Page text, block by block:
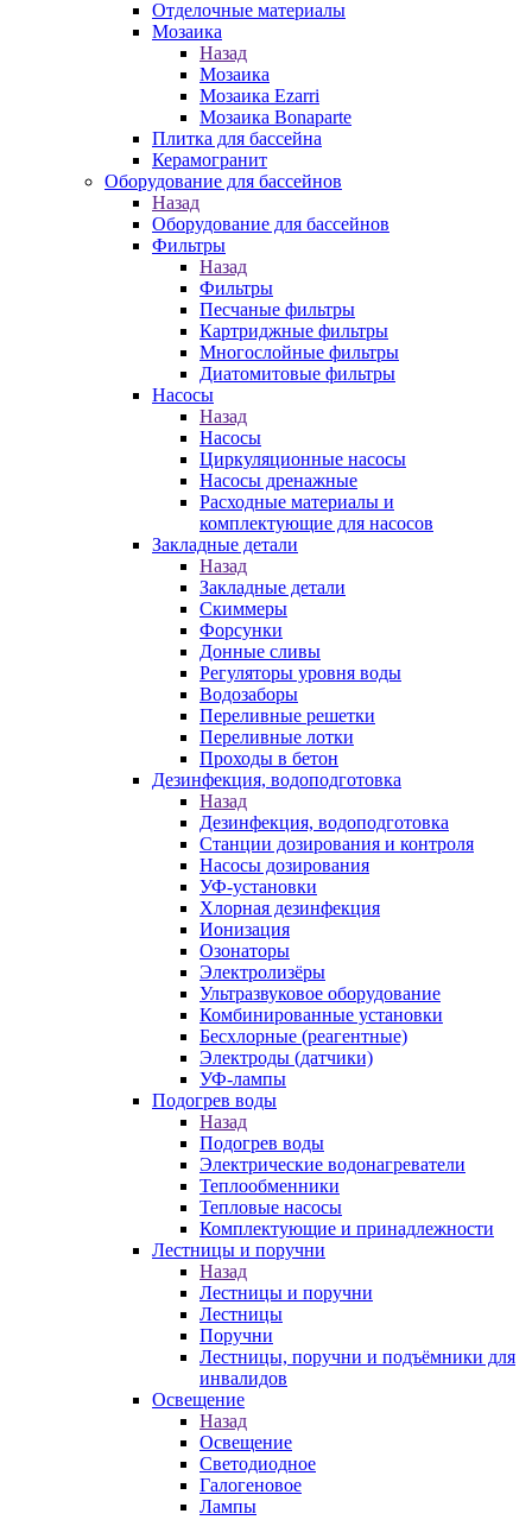
Отделочные материалы
Мозаика
Назад
Мозаика
Мозаика Ezarri
Мозаика Bonaparte
Плитка для бассейна
Керамогранит
Оборудование для бассейнов
Назад
Оборудование для бассейнов
Фильтры
Назад
Фильтры
Песчаные фильтры
Картриджные фильтры
Многослойные фильтры
Диатомитовые фильтры
Насосы
Назад
Насосы
Циркуляционные насосы
Насосы дренажные
Расходные материалы и
комплектующие для насосов
Закладные детали
Назад
Закладные детали
Скиммеры
Форсунки
Донные сливы
Регуляторы уровня воды
Водозаборы
Переливные решетки
Переливные лотки
Проходы в бетон
Дезинфекция, водоподготовка
Назад
Дезинфекция, водоподготовка
Станции дозирования и контроля
Насосы дозирования
УФ-установки
Хлорная дезинфекция
Ионизация
Озонаторы
Электролизёры
Ультразвуковое оборудование
Комбинированные установки
Бесхлорные (реагентные)
Электроды (датчики)
УФ-лампы
Подогрев воды
Назад
Подогрев воды
Электрические водонагреватели
Теплообменники
Тепловые насосы
Комплектующие и принадлежности
Лестницы и поручни
Назад
Лестницы и поручни
Лестницы
Поручни
Лестницы, поручни и подъёмники для
инвалидов
Освещение
Назад
Освещение
Светодиодное
Галогеновое
Лампы